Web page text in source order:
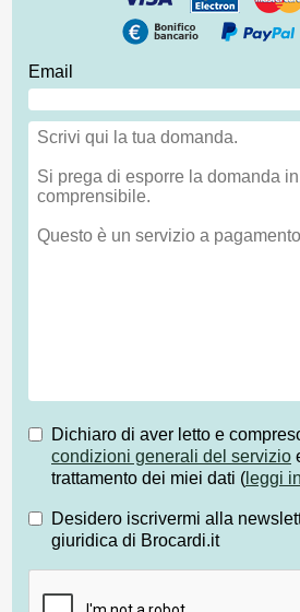
Email
Dichiaro di aver letto e
condizioni generali del servizio
trattamento dei miei dati ( leggi
Desidero iscrivermi alla
giuridica di Brocardi.it